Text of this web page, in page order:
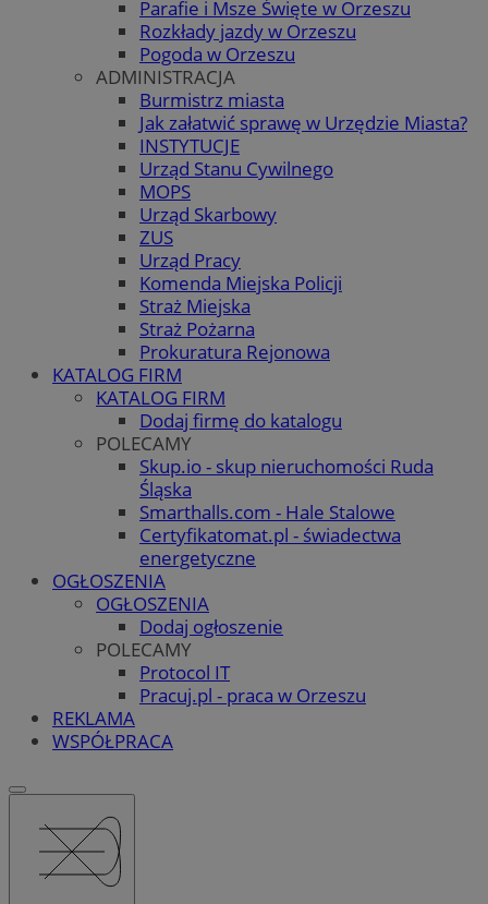
Parafie i Msze Święte w Orzeszu
Rozkłady jazdy w Orzeszu
Pogoda w Orzeszu
ADMINISTRACJA
Burmistrz miasta
Jak załatwić sprawę w Urzędzie Miasta?
INSTYTUCJE
Urząd Stanu Cywilnego
MOPS
Urząd Skarbowy
ZUS
Urząd Pracy
Komenda Miejska Policji
Straż Miejska
Straż Pożarna
Prokuratura Rejonowa
KATALOG FIRM
KATALOG FIRM
Dodaj firmę do katalogu
POLECAMY
Skup.io - skup nieruchomości Ruda
Śląska
Smarthalls.com - Hale Stalowe
Certyfikatomat.pl - świadectwa
energetyczne
OGŁOSZENIA
OGŁOSZENIA
Dodaj ogłoszenie
POLECAMY
Protocol IT
Pracuj.pl - praca w Orzeszu
REKLAMA
WSPÓŁPRACA